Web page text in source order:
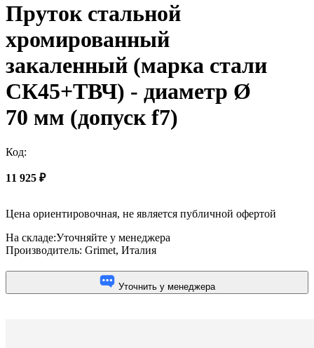
Пруток стальной
хромированный
закаленный (марка стали
СК45+ТВЧ) - диаметр Ø
70 мм (допуск f7)
Код:
11 925 ₽
Цена ориентировочная, не является публичной офертой
На складе:Уточняйте у менеджера
Производитель: Grimet, Италия
Уточнить у менеджера